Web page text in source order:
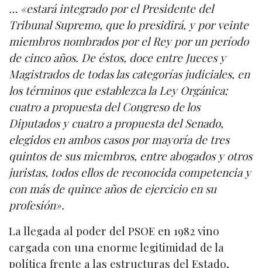
… «estará integrado por el Presidente del
Tribunal Supremo, que lo presidirá, y por veinte
miembros nombrados por el Rey por un período
de cinco años. De éstos, doce entre Jueces y
Magistrados de todas las categorías judiciales, en
los términos que establezca la Ley Orgánica;
cuatro a propuesta del Congreso de los
Diputados y cuatro a propuesta del Senado,
elegidos en ambos casos por mayoría de tres
quintos de sus miembros, entre abogados y otros
juristas, todos ellos de reconocida competencia y
con más de quince años de ejercicio en su
profesión».
La llegada al poder del PSOE en 1982 vino
cargada con una enorme legitimidad de la
política frente a las estructuras del Estado,